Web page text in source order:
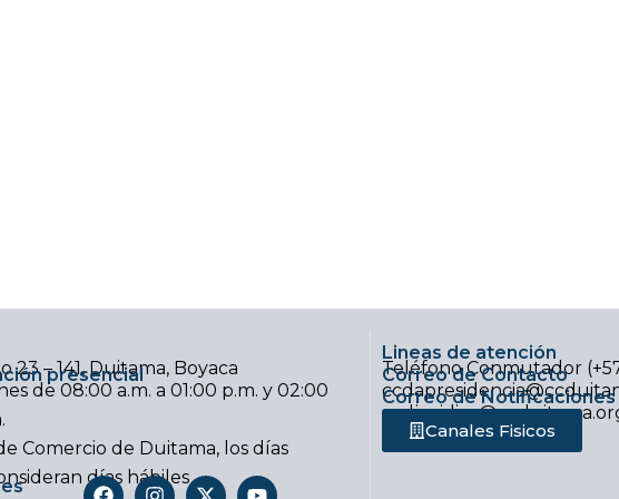
23 – 141, Duitama, Boyaca
presencial
de 08:00 a.m. a 01:00 p.m. y 02:00
Comercio de Duitama, los días
días hábiles
F
I
X
Y
Lineas de atención
Teléfono Conmutador
Correo de Contacto
Correo de Notificaciones
Canales Fisicos